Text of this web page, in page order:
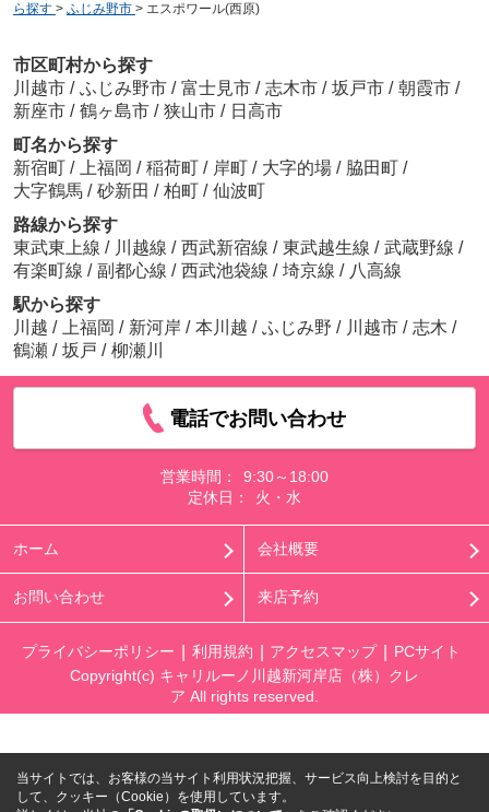
ら探す > ふじみ野市 > エスポワール(西原)
市区町村から探す
川越市 / ふじみ野市 / 富士見市 / 志木市 / 坂戸市 / 朝霞市 /
新座市 / 鶴ヶ島市 / 狭山市 / 日高市
町名から探す
新宿町 / 上福岡 / 稲荷町 / 岸町 / 大字的場 / 脇田町 /
大字鶴馬 / 砂新田 / 柏町 / 仙波町
路線から探す
東武東上線 / 川越線 / 西武新宿線 / 東武越生線 / 武蔵野線 /
有楽町線 / 副都心線 / 西武池袋線 / 埼京線 / 八高線
駅から探す
川越 / 上福岡 / 新河岸 / 本川越 / ふじみ野 / 川越市 / 志木 /
鶴瀬 / 坂戸 / 柳瀬川
電話でお問い合わせ
営業時間：
9:30～18:00
定休日：
火・水
ホーム 会社概要
お問い合わせ 来店予約
プライバシーポリシー 利用規約 アクセスマップ
PCサイト
Copyright(c) キャリルーノ川越新河岸店（株）クレ
ア All rights reserved.
当サイトでは、お客様の当サイト利用状況把握、サービス向上検討を目的と
して、クッキー（Cookie）を使用しています。